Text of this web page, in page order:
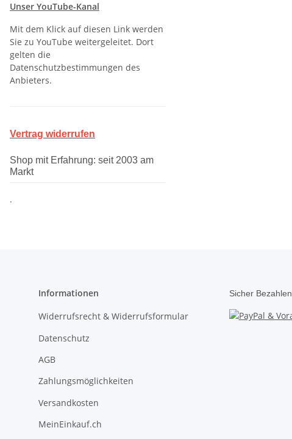
Unser YouTube-Kanal
Mit dem Klick auf diesen Link werden
Sie zu YouTube weitergeleitet. Dort
gelten die
Datenschutzbestimmungen des
Anbieters.
Vertrag widerrufen
Shop mit Erfahrung: seit 2003 am
Markt
.
Informationen
Widerrufsrecht & Widerrufsformular
Datenschutz
AGB
Zahlungsmöglichkeiten
Versandkosten
MeinEinkauf.ch
Sicher Bezahlen